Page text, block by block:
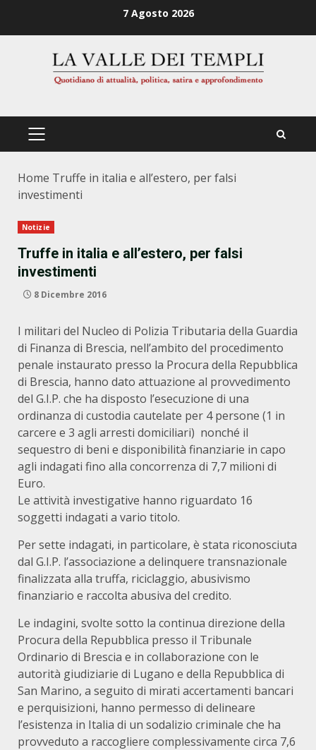
7 Agosto 2026
PRIMÄRES
Home Truffe in italia e all’estero, per falsi
investimenti
Notizie
Truffe in italia e all’estero, per falsi
investimenti
8 Dicembre 2016
I militari del Nucleo di Polizia Tributaria della Guardia
di Finanza di Brescia, nell’ambito del procedimento
penale instaurato presso la Procura della Repubblica
di Brescia, hanno dato attuazione al provvedimento
del G.I.P. che ha disposto l’esecuzione di una
ordinanza di custodia cautelate per 4 persone (1 in
carcere e 3 agli arresti domiciliari) nonché il
sequestro di beni e disponibilità finanziarie in capo
agli indagati fino alla concorrenza di 7,7 milioni di
Euro.
Le attività investigative hanno riguardato 16
soggetti indagati a vario titolo.
Per sette indagati, in particolare, è stata riconosciuta
dal G.I.P. l’associazione a delinquere transnazionale
finalizzata alla truffa, riciclaggio, abusivismo
finanziario e raccolta abusiva del credito.
Le indagini, svolte sotto la continua direzione della
Procura della Repubblica presso il Tribunale
Ordinario di Brescia e in collaborazione con le
autorità giudiziarie di Lugano e della Repubblica di
San Marino, a seguito di mirati accertamenti bancari
e perquisizioni, hanno permesso di delineare
l’esistenza in Italia di un sodalizio criminale che ha
provveduto a raccogliere complessivamente circa 7,6